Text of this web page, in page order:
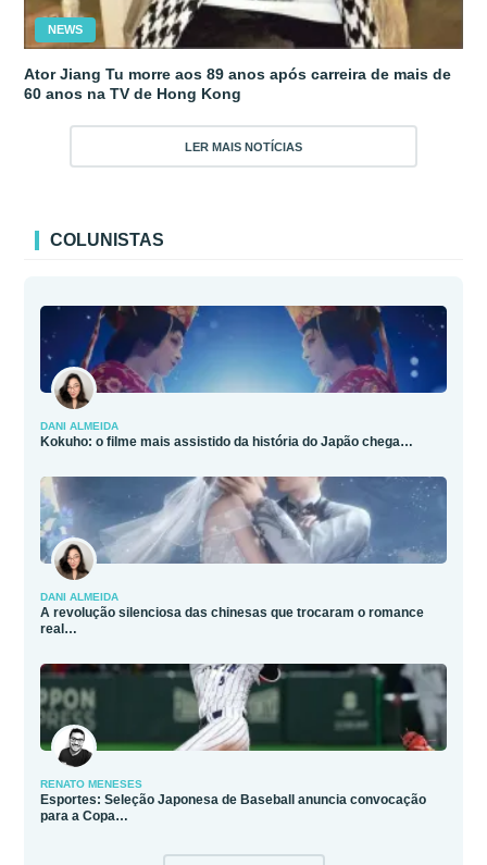
NEWS
Ator Jiang Tu morre aos 89 anos após carreira de mais de
60 anos na TV de Hong Kong
LER MAIS NOTÍCIAS
COLUNISTAS
DANI ALMEIDA
Kokuho: o filme mais assistido da história do Japão chega…
DANI ALMEIDA
A revolução silenciosa das chinesas que trocaram o romance
real…
RENATO MENESES
Esportes: Seleção Japonesa de Baseball anuncia convocação
para a Copa…